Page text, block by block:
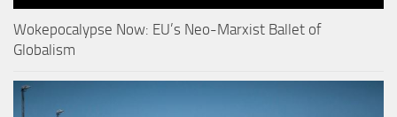
Wokepocalypse Now: EU’s Neo-Marxist Ballet of
Globalism